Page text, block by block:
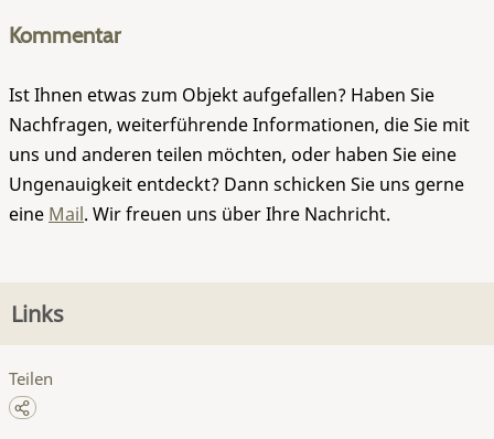
Kommentar
Ist Ihnen etwas zum Objekt aufgefallen? Haben Sie
Nachfragen, weiterführende Informationen, die Sie mit
uns und anderen teilen möchten, oder haben Sie eine
Ungenauigkeit entdeckt? Dann schicken Sie uns gerne
eine Mail. Wir freuen uns über Ihre Nachricht.
Links
Teilen